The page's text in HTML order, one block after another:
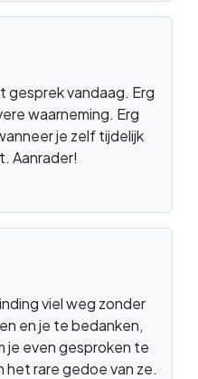
gesprek vandaag. Erg
waarneming. Erg
je zelf tijdelijk
Aanrader!
viel weg zonder
en je te bedanken,
je even gesproken te
het rare gedoe van ze.